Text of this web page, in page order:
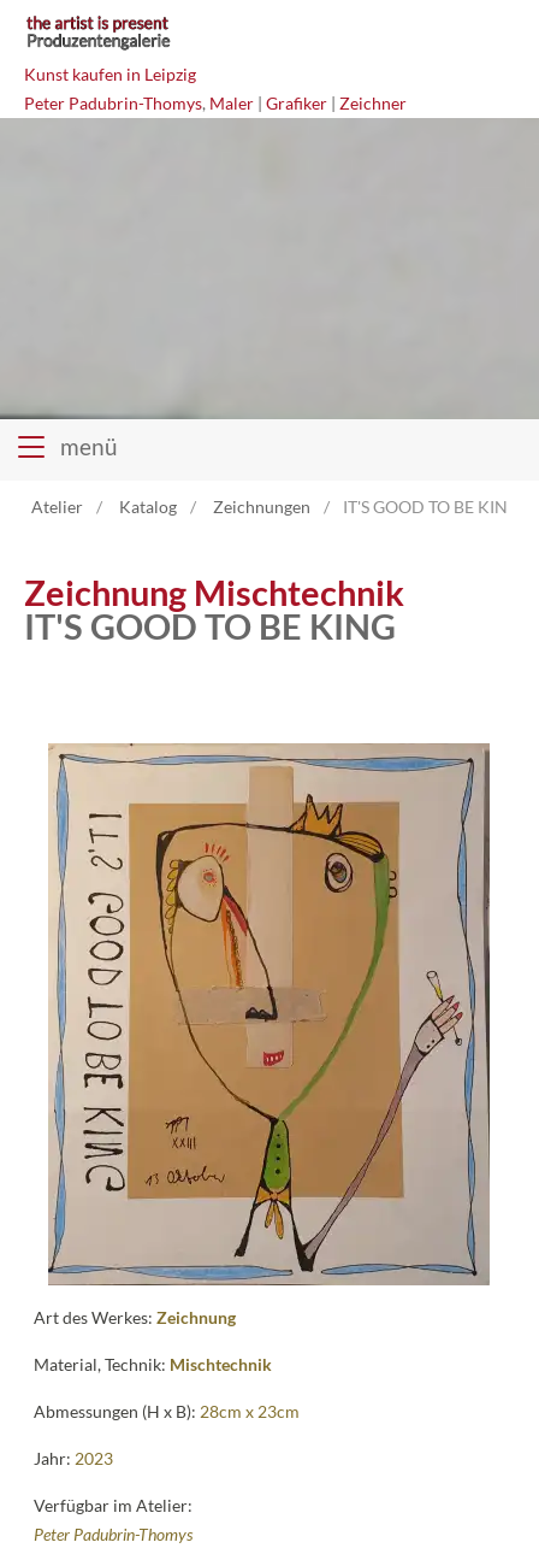
Kunst kaufen in Leipzig
Peter Padubrin-Thomys, Maler | Grafiker | Zeichner
menü
Atelier
Katalog
Vita
News
Kontakt
Atelier Katalog Zeichnungen IT'S GOOD TO BE KING
Zeichnung Mischtechnik
IT'S GOOD TO BE KING
Art des Werkes:Zeichnung
Material, Technik: Mischtechnik
Abmessungen (H x B): 28cm x 23cm
Jahr: 2023
Verfügbar im Atelier:
Peter Padubrin-Thomys